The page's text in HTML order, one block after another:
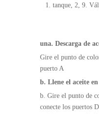
1. tanque, 2, 9.
una. Descarga de
Gire el punto de
puerto A
b. Llene el aceite
b. Gire el punto de
conecte los puertos